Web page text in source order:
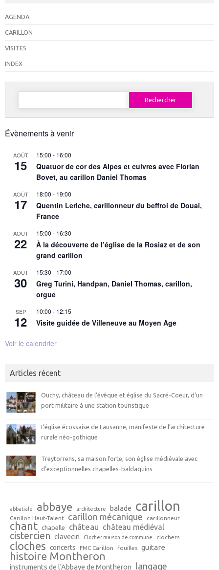
AGENDA
CARILLON
VISITES
INDEX
Rechercher :
Évènements à venir
AOÛT
15
15:00 - 16:00
Quatuor de cor des Alpes et cuivres avec Florian
Bovet, au carillon Daniel Thomas
AOÛT
17
18:00 - 19:00
Quentin Leriche, carillonneur du beffroi de Douai,
France
AOÛT
22
15:00 - 16:30
À la découverte de l’église de la Rosiaz et de son
grand carillon
AOÛT
30
15:30 - 17:00
Greg Turini, Handpan, Daniel Thomas, carillon,
orgue
SEP
12
10:00 - 12:15
Visite guidée de Villeneuve au Moyen Age
Voir le calendrier
Articles récent
Ouchy, château de l’évêque et église du Sacré-Coeur, d’un
port militaire à une station touristique
L’église écossaise de Lausanne, manifeste de l’architecture
rurale néo-gothique
Treytorrens, sa maison forte, son église médiévale avec
d’exceptionnelles chapelles-baldaquins
abbatiale abbaye architecture balade carillon
Carillon Haut-Talent carillon mécanique carillonneur
chant chapelle château château médiéval
cistercien clavecin Clocher maison de commune clochers
cloches concerts FMC Carillon fouilles guitare
histoire Montheron
instruments de l'Abbaye de Montheron langage